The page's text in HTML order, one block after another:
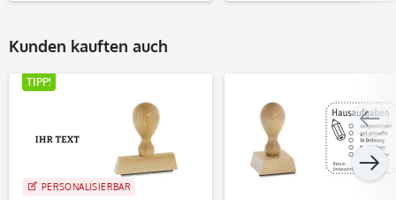
Kunden kauften auch
TIPP!
PERSONALISIERBAR